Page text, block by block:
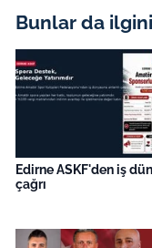
Bunlar da
Edirne ASKF'den iş
çağrı